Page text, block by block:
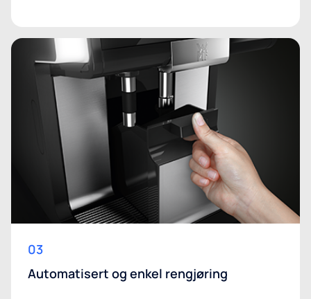
03
Automatisert og enkel rengjøring